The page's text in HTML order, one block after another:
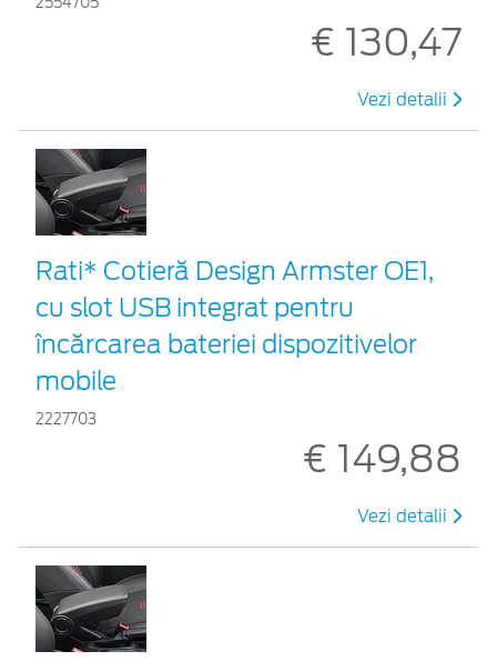
€ 130,47
Vezi detalii
Rati* Cotieră Design Armster OE1,
cu slot USB integrat pentru
încărcarea bateriei dispozitivelor
mobile
2227703
€ 149,88
Vezi detalii